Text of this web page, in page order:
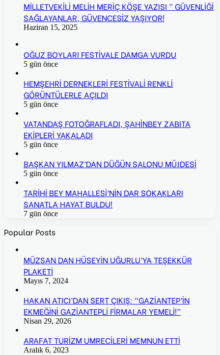
MİLLETVEKİLİ MELİH MERİÇ KÖŞE YAZISI ” GÜVENLİĞİ
SAĞLAYANLAR, GÜVENCESİZ YAŞIYOR!
Haziran 15, 2025
OĞUZ BOYLARI FESTİVALE DAMGA VURDU
5 gün önce
HEMŞEHRİ DERNEKLERİ FESTİVALİ RENKLİ
GÖRÜNTÜLERLE AÇILDI
5 gün önce
VATANDAŞ FOTOĞRAFLADI, ŞAHİNBEY ZABITA
EKİPLERİ YAKALADI
5 gün önce
BAŞKAN YILMAZ’DAN DÜĞÜN SALONU MÜJDESİ
5 gün önce
TARİHİ BEY MAHALLESİ’NİN DAR SOKAKLARI
SANATLA HAYAT BULDU!
7 gün önce
Popular Posts
MÜZSAN DAN HÜSEYİN UĞURLU’YA TEŞEKKÜR
PLAKETİ
Mayıs 7, 2024
HAKAN ATICI’DAN SERT ÇIKIŞ: “GAZİANTEP’İN
EKMEĞİNİ GAZİANTEPLİ FİRMALAR YEMELİ!”
Nisan 29, 2026
ARAFAT TURİZM UMRECİLERİ MEMNUN ETTİ
Aralık 6, 2023